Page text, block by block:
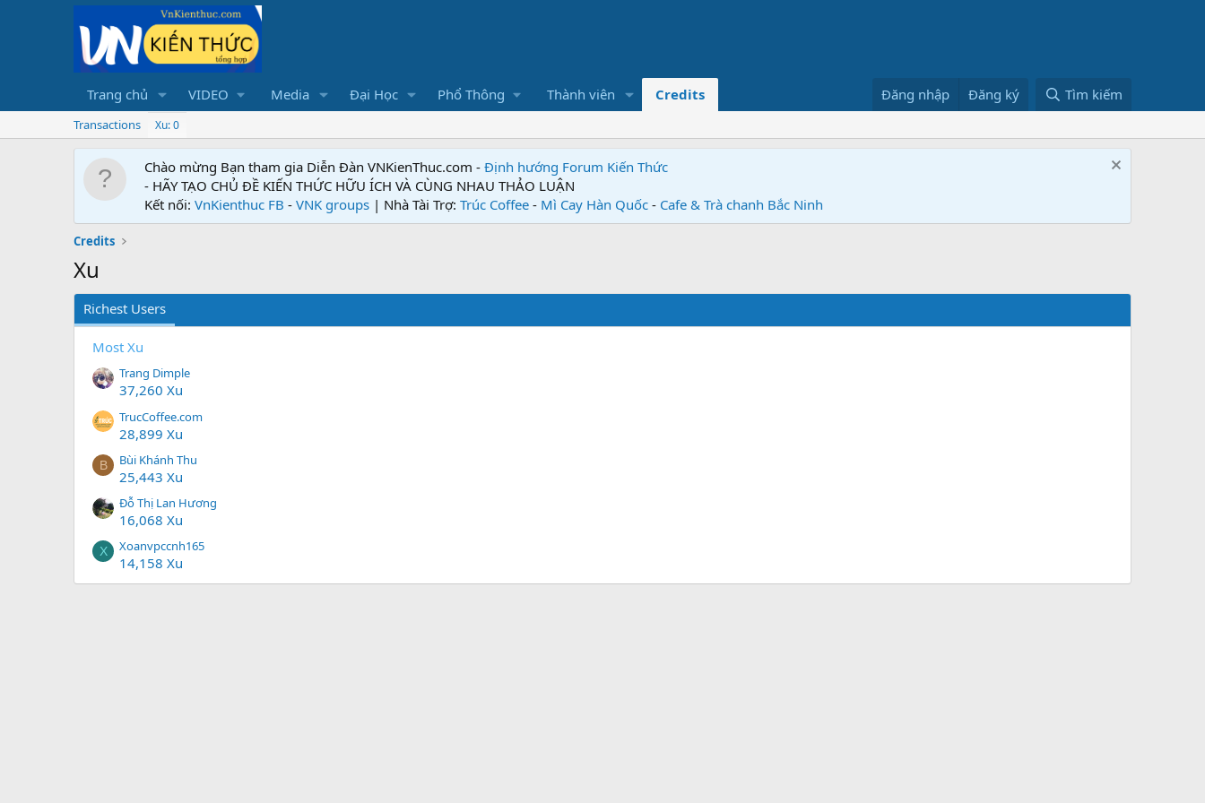
Trang chủ VIDEO Media Đại Học Phổ Thông Thành viên Credits Đăng nhập Đăng ký Tìm kiếm
Transactions Xu: 0
Chào mừng Bạn tham gia Diễn Đàn VNKienThuc.com - Định hướng Forum Kiến Thức
- HÃY TẠO CHỦ ĐỀ KIẾN THỨC HỮU ÍCH VÀ CÙNG NHAU THẢO LUẬN
Kết nối: VnKienthuc FB - VNK groups | Nhà Tài Trợ: Trúc Coffee - Mì Cay Hàn Quốc - Cafe & Trà chanh Bắc Ninh
Credits
Xu
Richest Users
Most Xu
Trang Dimple
37,260 Xu
TrucCoffee.com
28,899 Xu
B Bùi Khánh Thu
25,443 Xu
Đỗ Thị Lan Hương
16,068 Xu
X Xoanvpccnh165
14,158 Xu